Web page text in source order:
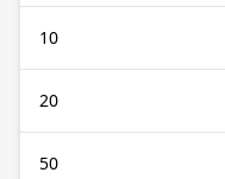
10
20
50